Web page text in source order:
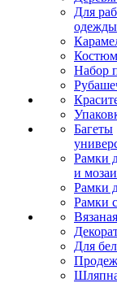
Для
одежды
Набор
Багеты
Рамки
и
Рамки
Рамки
Для